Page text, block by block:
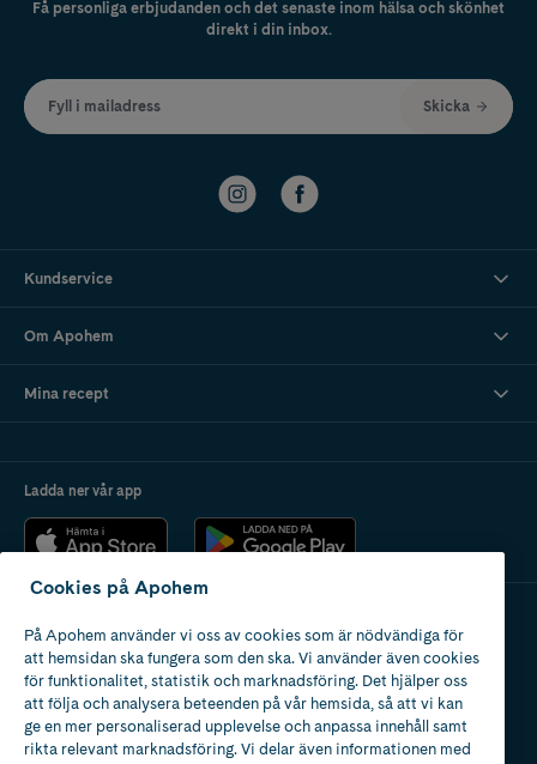
Få personliga erbjudanden och det senaste inom hälsa och skönhet
direkt i din inbox.
Fyll i mailadress Skicka
Kundservice
Om Apohem
Mina recept
Ladda ner vår app
Apotek med tillstånd
av Läkemedelsverket
Cookies på Apohem
På Apohem använder vi oss av cookies som är nödvändiga för
att hemsidan ska fungera som den ska. Vi använder även cookies
för funktionalitet, statistik och marknadsföring. Det hjälper oss
att följa och analysera beteenden på vår hemsida, så att vi kan
ge en mer personaliserad upplevelse och anpassa innehåll samt
rikta relevant marknadsföring. Vi delar även informationen med